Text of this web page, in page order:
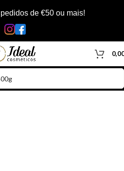
de €50 ou mais!